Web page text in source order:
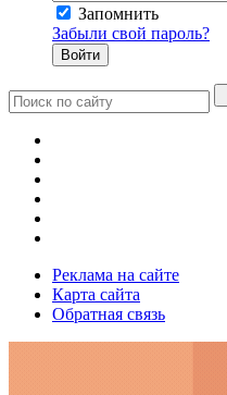
Запомнить
Забыли свой пароль?
Реклама на сайте
Карта сайта
Обратная связь